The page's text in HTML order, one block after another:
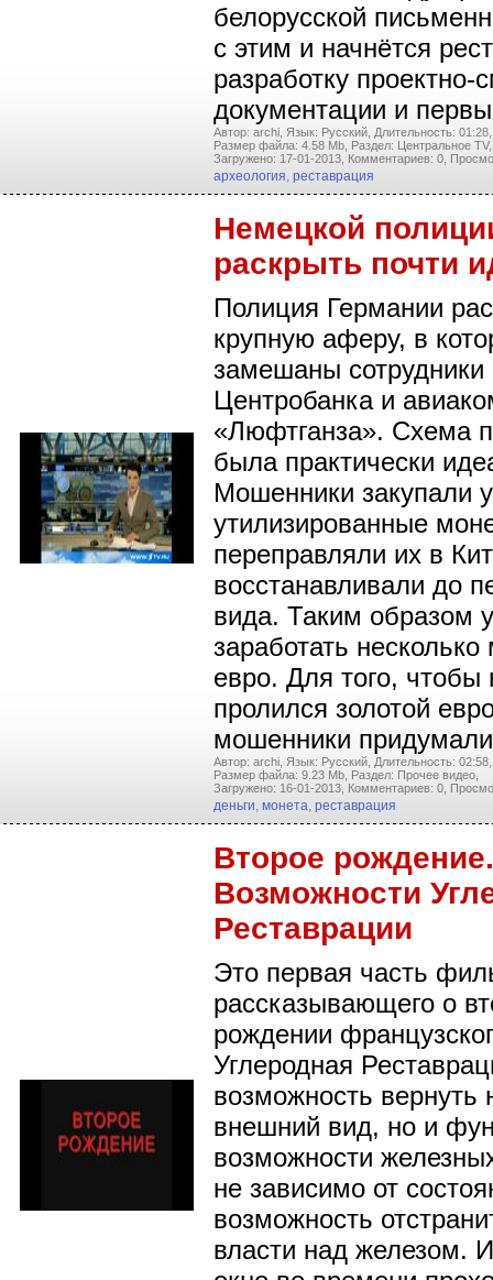
белорусской
с этим и начнётся
разработку проектно-
документации и
Автор: archi, Язык: Русский, Длительность: 01:28,
Размер файла: 4.58 Mb, Раздел: Центральное TV,
Загружено: 17-01-2013, Комментариев: 0,
археология, реставрация
Немецкой
раскрыть почти
Полиция Германии
крупную аферу, в
замешаны сотрудники
Центробанка и
«Люфтганза». Схема
была практически
Мошенники закупали
утилизированные
переправляли их в
восстанавливали до
вида. Таким образом
заработать
евро. Для того, чтобы
пролился золотой
мошенники
Автор: archi, Язык: Русский, Длительность: 02:58,
Размер файла: 9.23 Mb, Раздел: Прочее видео,
Загружено: 16-01-2013, Комментариев: 0,
деньги, монета, реставрация
Второе рождение.
Возможности
Реставрации
Это первая часть
рассказывающего о
рождении
Углеродная
возможность вернуть
внешний вид, но и
возможности
не зависимо от
возможность
власти над железом.